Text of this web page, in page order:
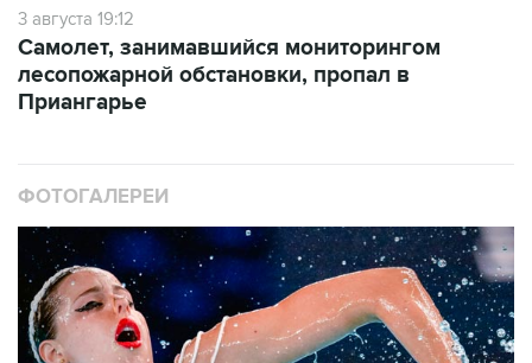
3 августа 19:12
Самолет, занимавшийся мониторингом
лесопожарной обстановки, пропал в
Приангарье
ФОТОГАЛЕРЕИ